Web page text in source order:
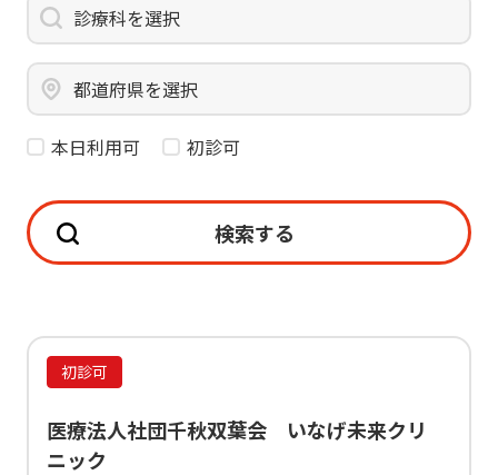
診療科を選択
都道府県を選択
本日利用可 初診可
検索する
初診可
医療法人社団千秋双葉会 いなげ未来クリ
ニック